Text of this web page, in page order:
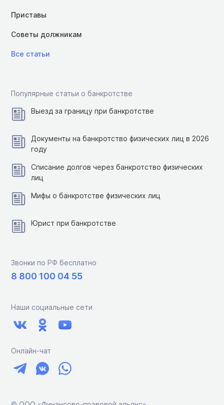
Приставы
Советы должникам
Все статьи
Популярные статьи о банкротстве
Выезд за границу при банкротстве
Документы на банкротство физических лиц в 2026
году
Списание долгов через банкротство физических
лиц
Мифы о банкротстве физических лиц
Юрист при банкротстве
Звонки по РФ бесплатно
8 800 100 04 55
Наши социальные сети
Онлайн-чат